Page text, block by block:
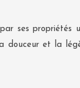
ses propriétés
douceur et la